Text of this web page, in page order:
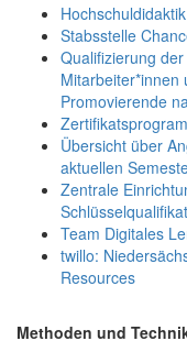
Stabsstelle
Qualifizierung
Mitarbeiter*innen
Promovierende
Übersicht über
aktuellen
Zentrale
Team Digitales
twillo:
Resources
Methoden und